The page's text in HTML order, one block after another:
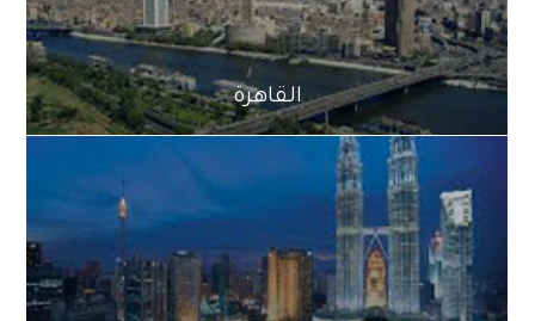
القاهرة